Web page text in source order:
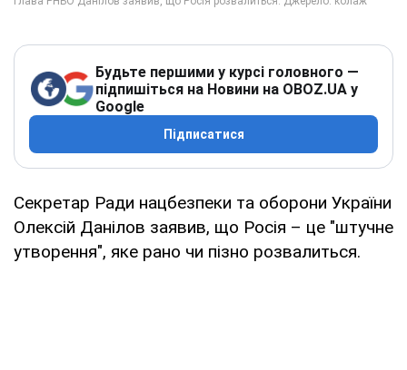
Будьте першими у курсі головного —
підпишіться на Новини на OBOZ.UA у
Google
Підписатися
Секретар Ради нацбезпеки та оборони України
Олексій Данілов заявив, що Росія – це "штучне
утворення", яке рано чи пізно розвалиться.